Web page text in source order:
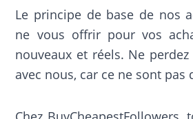
Le principe de base de nos
ne vous offrir pour vos
nouveaux et réels. Ne
avec nous, car ce ne sont pas